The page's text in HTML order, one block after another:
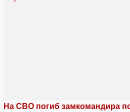
На СВО погиб замкомандира